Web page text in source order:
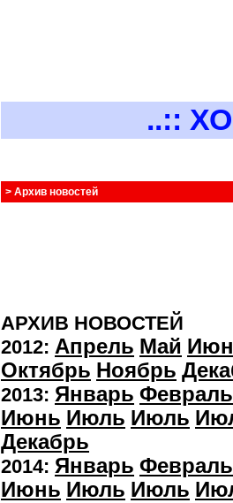
..::
> Архив новостей
АРХИВ НОВОСТЕЙ
2012: Апрель Май
Октябрь Ноябрь
2013: Январь Февраль
Июнь Июль Июль
Декабрь
2014: Январь Февраль
Июнь Июль Июль